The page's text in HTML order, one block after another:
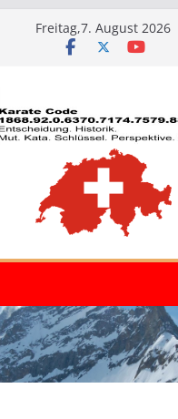
Freitag,7. August 2026